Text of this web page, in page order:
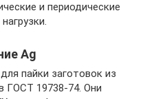
и периодические
Ag
пайки заготовок из
ГОСТ 19738-74. Они